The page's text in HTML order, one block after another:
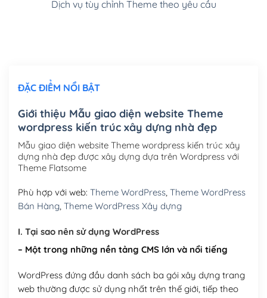
Cài đặt SMTP Mail cho site Wordpress(+100,000₫)
Mua thêm Host + Tên miền
Tên miền quốc tế .com .net .org (1 năm)
Tên miền Việt Nam .vn (1 năm)(+550,000₫)
Hosting 2GB SSD (1 năm) (+450,000₫)
Hosting 5GB SSD (1 năm) (+650,000₫)
Dịch vụ tùy chỉnh Theme theo yêu cầu
ĐẶC ĐIỂM NỔI BẬT
Giới thiệu Mẫu giao diện website Theme
wordpress kiến trúc xây dựng nhà đẹp
Mẫu giao diện website Theme wordpress kiến trúc xây
dựng nhà đẹp được xây dựng dựa trên Wordpress với
Theme Flatsome
Phù hợp với web: Theme WordPress, Theme WordPress
Bán Hàng, Theme WordPress Xây dựng
I. Tại sao nên sử dụng WordPress
– Một trong những nền tảng CMS lớn và nổi tiếng
WordPress đứng đầu danh sách ba gói xây dựng trang
web thường được sử dụng nhất trên thế giới, tiếp theo